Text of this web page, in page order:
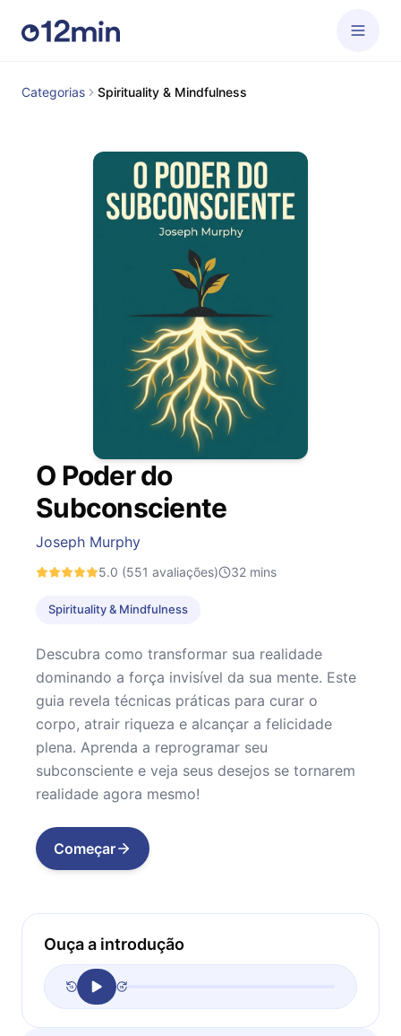
Categorias Spirituality & Mindfulness
O Poder do
Subconsciente
Joseph Murphy
5.0 (551 avaliações) 32 mins
Spirituality & Mindfulness
Descubra como transformar sua realidade
dominando a força invisível da sua mente. Este
guia revela técnicas práticas para curar o
corpo, atrair riqueza e alcançar a felicidade
plena. Aprenda a reprogramar seu
subconsciente e veja seus desejos se tornarem
realidade agora mesmo!
Começar
Ouça a introdução